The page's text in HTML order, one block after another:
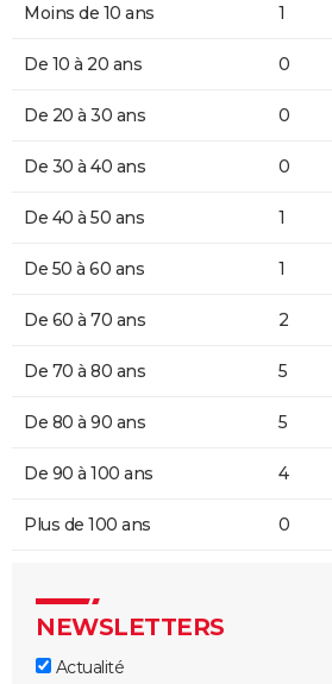
Moins de 10 ans 1
De 10 à 20 ans 0
De 20 à 30 ans 0
De 30 à 40 ans 0
De 40 à 50 ans 1
De 50 à 60 ans 1
De 60 à 70 ans 2
De 70 à 80 ans 5
De 80 à 90 ans 5
De 90 à 100 ans 4
Plus de 100 ans 0
NEWSLETTERS
Actualité